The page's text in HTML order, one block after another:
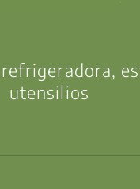
refrigeradora,
utensilios